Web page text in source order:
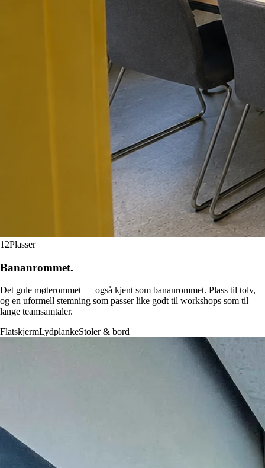
12Plasser
Banan­rommet.
Det gule møterommet — også kjent som bananrommet. Plass til tolv,
og en uformell stemning som passer like godt til workshops som til
lange teamsamtaler.
FlatskjermLydplankeStoler & bord